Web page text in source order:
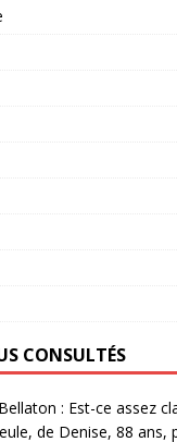
CONSULTÉS
: Est-ce assez
de Denise, 88 ans,